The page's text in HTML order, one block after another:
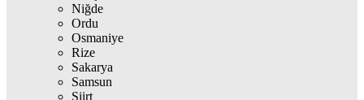
Niğde
Ordu
Osmaniye
Rize
Sakarya
Samsun
Siirt